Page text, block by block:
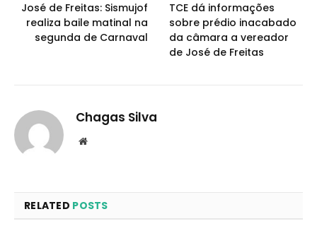
José de Freitas: Sismujof
realiza baile matinal na
segunda de Carnaval
TCE dá informações
sobre prédio inacabado
da câmara a vereador
de José de Freitas
Chagas Silva
Website
RELATED POSTS